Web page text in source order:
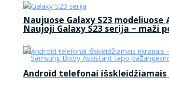
Naujuose Galaxy S23
Naujoji Galaxy S23 serija – maži
Android telefonai